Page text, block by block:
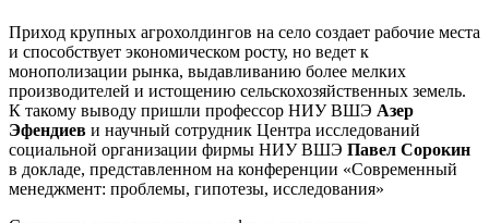
Приход крупных агрохолдингов на село создает рабочие места
и способствует экономическом росту, но ведет к
монополизации рынка, выдавливанию более мелких
производителей и истощению сельскохозяйственных земель.
К такому выводу пришли профессор НИУ ВШЭ Азер
Эфендиев и научный сотрудник Центра исследований
социальной организации фирмы НИУ ВШЭ Павел Сорокин
в докладе, представленном на конференции «Современный
менеджмент: проблемы, гипотезы, исследования»